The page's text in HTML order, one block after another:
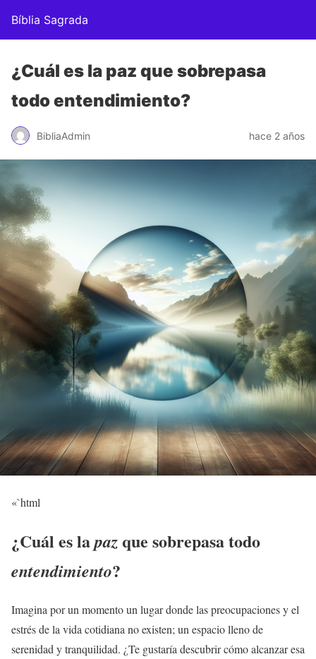
Bíblia Sagrada
¿Cuál es la paz que sobrepasa
todo entendimiento?
BibliaAdmin hace 2 años
«`html
¿Cuál es lapazque sobrepasa todo
entendimiento?
Imagina por un momento un lugar donde las preocupaciones y el
estrés de la vida cotidiana no existen; un espacio lleno de
serenidad y tranquilidad. ¿Te gustaría descubrir cómo alcanzar esa